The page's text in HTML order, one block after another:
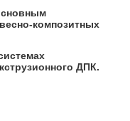
композитных
ДПК.